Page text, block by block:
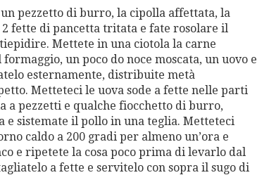
pezzetto di burro, la cipolla affettata, la
2 fette di pancetta tritata e fate rosolare il
Mettete in una ciotola la carne
un poco do noce moscata, un uovo e
esternamente, distribuite metà
Metteteci le uova sode a fette nelle parti
a pezzetti e qualche fiocchetto di burro,
e sistemate il pollo in una teglia. Metteteci
caldo a 200 gradi per almeno un’ora e
e ripetete la cosa poco prima di levarlo dal
a fette e servitelo con sopra il sugo di